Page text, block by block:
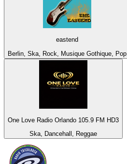
eastend
Berlin, Ska, Rock, Musique Gothique, Pop
One Love Radio Orlando 105.9 FM HD3
Ska, Dancehall, Reggae